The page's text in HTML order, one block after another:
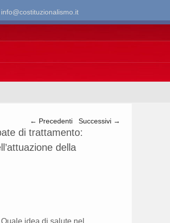
info@costituzionalismo.it
Navigazione articolo
← Precedenti Successivi →
di trattamento:
della
idea di salute nel